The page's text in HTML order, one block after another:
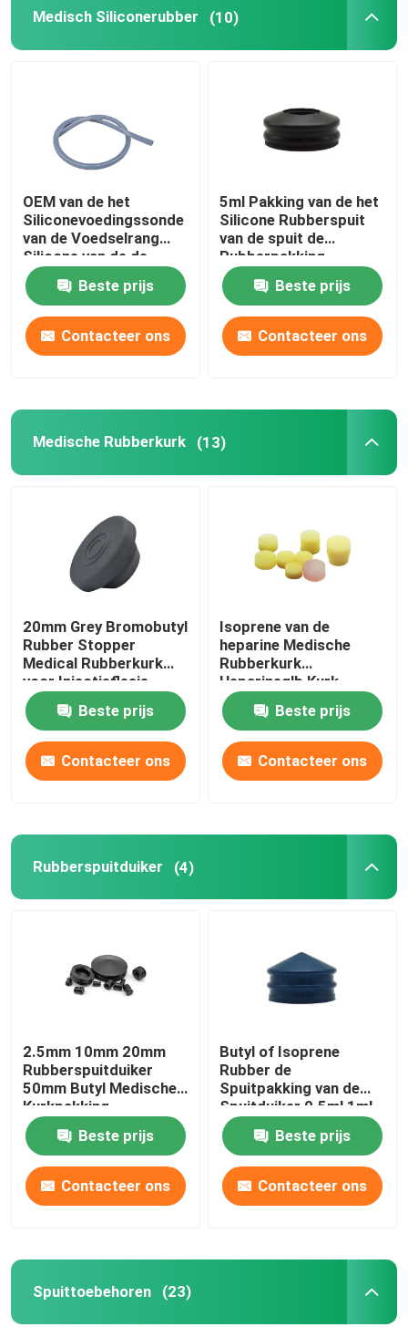
Fabrieksreis
Kwaliteitscontrole
Contacteer ons
Vraag een offerte aan
Medisch Siliconerubber
Medische Rubberkurk
De Toebehoren van de bloedinzameling
Butylrubberkurk
Vooraf gevulde Spuitdelen
Gehalogeneerde Butylrubber
Medische Siliconebuis
Urinecathetertoebehoren
Infusietoebehoren
Medisch Siliconerubber (10)
OEM van de het
Siliconevoedingssonde
van de Voedselrang
Silicone van de de
Maagbuis het
Transparante
Beste prijs
Contacteer ons
5ml Pakking van de het
Silicone Rubberspuit
van de spuit de
Rubberpakking
Medische
Beste prijs
Contacteer ons
Medische Rubberkurk (13)
20mm Grey Bromobutyl
Rubber Stopper
Medical Rubberkurk
voor Injectieflesje
Beste prijs
Contacteer ons
Isoprene van de
heparine Medische
Rubberkurk
Heparineglb Kurk
Beste prijs
Contacteer ons
Rubberspuitduiker (4)
2.5mm 10mm 20mm
Rubberspuitduiker
50mm Butyl Medische
Kurkpakking
Beste prijs
Contacteer ons
Butyl of Isoprene
Rubber de
Spuitpakking van de
Spuitduiker 0.5ml 1ml
Beste prijs
Contacteer ons
Spuittoebehoren (23)